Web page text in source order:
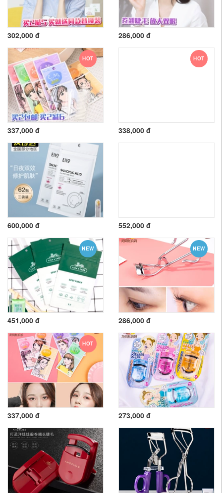
302,000 đ 286,000 đ
HOT
337,000 đ
HOT
338,000 đ
600,000 đ 552,000 đ
NEW
451,000 đ
NEW
286,000 đ
HOT
337,000 đ 273,000 đ